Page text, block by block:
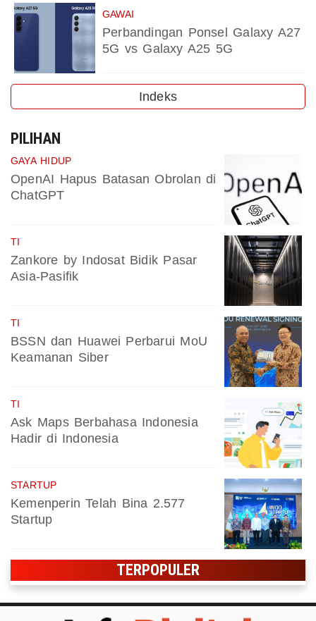
GAWAI
Perbandingan Ponsel Galaxy A27
5G vs Galaxy A25 5G
Indeks
PILIHAN
GAYA HIDUP
OpenAI Hapus Batasan Obrolan di
ChatGPT
TI
Zankore by Indosat Bidik Pasar
Asia-Pasifik
TI
BSSN dan Huawei Perbarui MoU
Keamanan Siber
TI
Ask Maps Berbahasa Indonesia
Hadir di Indonesia
STARTUP
Kemenperin Telah Bina 2.577
Startup
TERPOPULER